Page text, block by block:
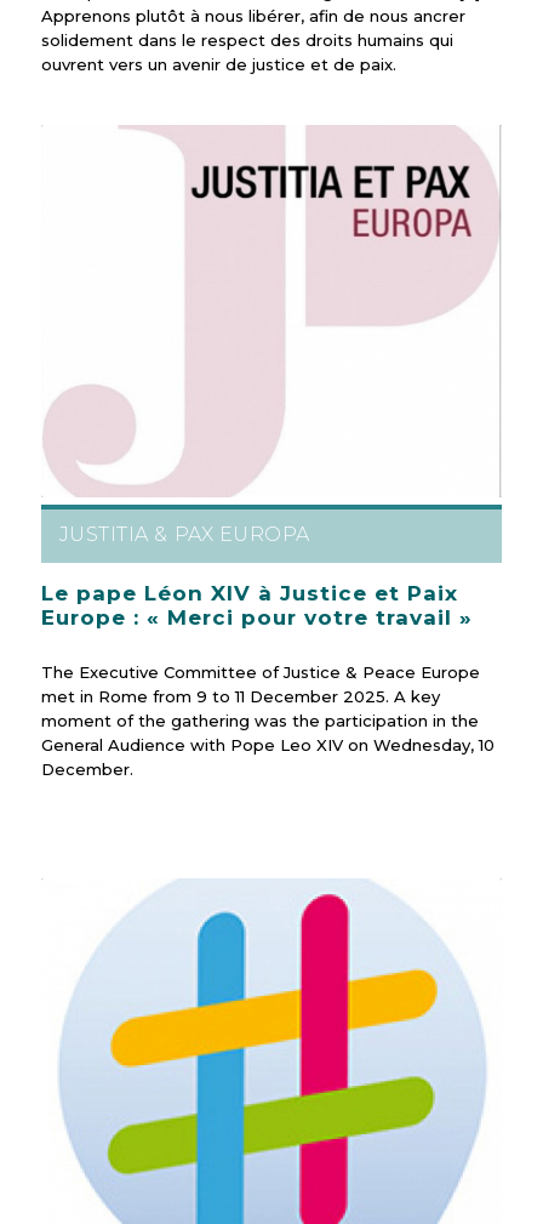
Apprenons plutôt à nous libérer, afin de nous ancrer
solidement dans le respect des droits humains qui
ouvrent vers un avenir de justice et de paix.
JUSTITIA & PAX EUROPA
Le pape Léon XIV à Justice et Paix
Europe : « Merci pour votre travail »
The Executive Committee of Justice & Peace Europe
met in Rome from 9 to 11 December 2025. A key
moment of the gathering was the participation in the
General Audience with Pope Leo XIV on Wednesday, 10
December.